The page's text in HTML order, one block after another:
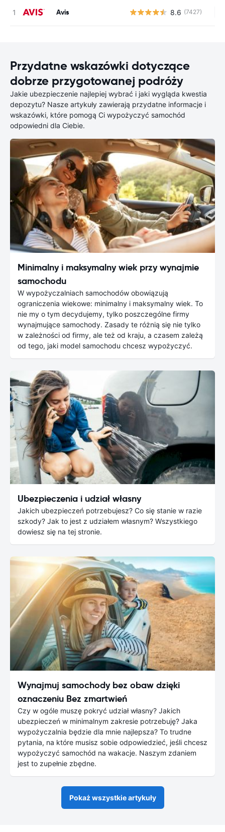
Avis 8.6 (7427)
Przydatne wskazówki dotyczące
dobrze przygotowanej podróży
Jakie ubezpieczenie najlepiej wybrać i jaki wygląda kwestia
depozytu? Nasze artykuły zawierają przydatne informacje i
wskazówki, które pomogą Ci wypożyczyć samochód
odpowiedni dla Ciebie.
Minimalny i maksymalny wiek przy wynajmie
samochodu
W wypożyczalniach samochodów obowiązują
ograniczenia wiekowe: minimalny i maksymalny wiek. To
nie my o tym decydujemy, tylko poszczególne firmy
wynajmujące samochody. Zasady te różnią się nie tylko
w zależności od firmy, ale też od kraju, a czasem zależą
od tego, jaki model samochodu chcesz wypożyczyć.
Ubezpieczenia i udział własny
Jakich ubezpieczeń potrzebujesz? Co się stanie w razie
szkody? Jak to jest z udziałem własnym? Wszystkiego
dowiesz się na tej stronie.
Wynajmuj samochody bez obaw dzięki
oznaczeniu Bez zmartwień
Czy w ogóle muszę pokryć udział własny? Jakich
ubezpieczeń w minimalnym zakresie potrzebuję? Jaka
wypożyczalnia będzie dla mnie najlepsza? To trudne
pytania, na które musisz sobie odpowiedzieć, jeśli chcesz
wypożyczyć samochód na wakacje. Naszym zdaniem
jest to zupełnie zbędne.
Pokaż wszystkie artykuły